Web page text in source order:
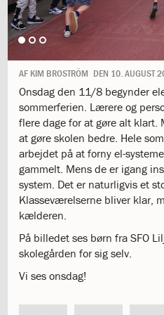
1.12:
Let
it
Grow
1.13:
Move
it!
1.14:
Ucycle
We
cycle
Recycle
1.15:
Historie
af
Institut
d’Arc
AF KIM BROSTRÖM DEN 10. AUGUST
Onsdag den 11/8 begynder
sommerferien. Lærere og
flere dage for at gøre alt klart.
at gøre skolen bedre. Hele
arbejdet på at forny el-
gammelt. Mens de er igang
system. Det er naturligvis et
Klasseværelserne bliver klar,
kælderen.
På billedet ses børn fra SFO
skolegården for sig selv.
Vi ses onsdag!